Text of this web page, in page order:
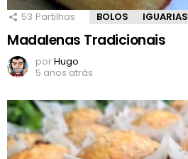
53 Partilhas BOLOS IGUARIAS
Madalenas Tradicionais
porHugo
5 anos atrás